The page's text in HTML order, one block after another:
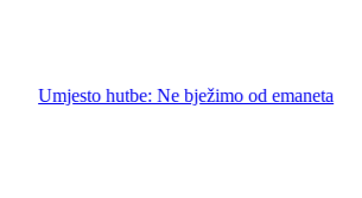
Ne bježimo od emaneta